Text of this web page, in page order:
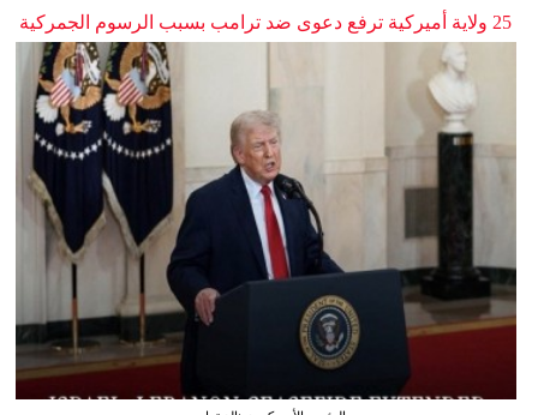
25 ولاية أميركية ترفع دعوى ضد ترامب بسبب الرسوم الجمركية